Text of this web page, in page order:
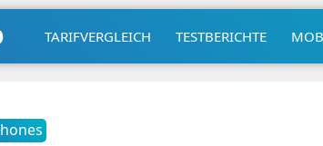
TARIFVERGLEICH TESTBERICHTE